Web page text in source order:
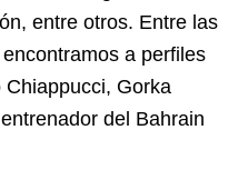
entre otros. Entre las
encontramos a perfiles
Gorka
del Bahrain